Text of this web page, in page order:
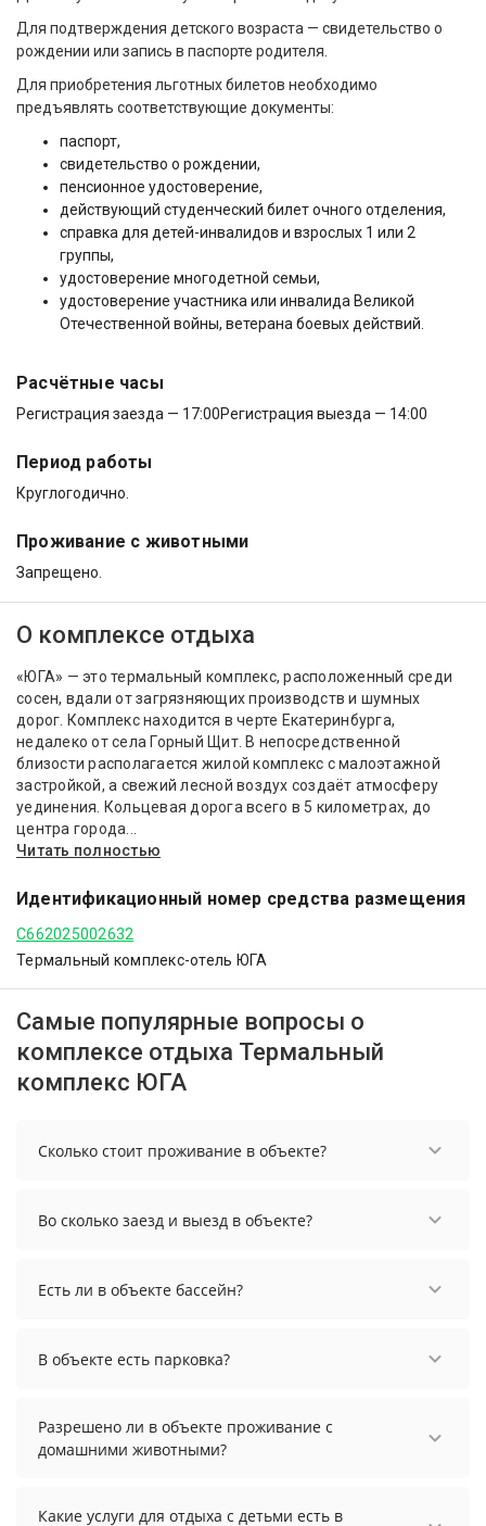
Для подтверждения детского возраста — свидетельство о
рождении или запись в паспорте родителя.
Для приобретения льготных билетов необходимо
предъявлять соответствующие документы:
паспорт,
свидетельство о рождении,
пенсионное удостоверение,
действующий студенческий билет очного отделения,
справка для детей-инвалидов и взрослых 1 или 2
группы,
удостоверение многодетной семьи,
удостоверение участника или инвалида Великой
Отечественной войны, ветерана боевых действий.
Расчётные часы
Регистрация заезда — 17:00Регистрация выезда — 14:00
Период работы
Круглогодично.
Проживание с животными
Запрещено.
О комплексе отдыха
«ЮГА» — это термальный комплекс, расположенный среди
сосен, вдали от загрязняющих производств и шумных
дорог. Комплекс находится в черте Екатеринбурга,
недалеко от села Горный Щит. В непосредственной
близости располагается жилой комплекс с малоэтажной
застройкой, а свежий лесной воздух создаёт атмосферу
уединения. Кольцевая дорога всего в 5 километрах, до
центра города...
Читать полностью
Идентификационный номер средства размещения
С662025002632
Термальный комплекс-отель ЮГА
Самые популярные вопросы о
комплексе отдыха Термальный
комплекс ЮГА
Сколько стоит проживание в объекте?
в объекте, выберите нужные даты и количество
Во сколько заезд и выезд в объекте?
осуществить до 14:00.
Есть ли в объекте бассейн?
именно: открытый бассейн, внутренний бассейн,
детский бассейн. Более точную информацию Вы
В объекте есть парковка?
перед бронированием у менеджера, возможно,
услуга оплачивается отдельно.
Разрешено ли в объекте проживание с
домашними животными?
запрещено.
Какие услуги для отдыха с детьми есть в